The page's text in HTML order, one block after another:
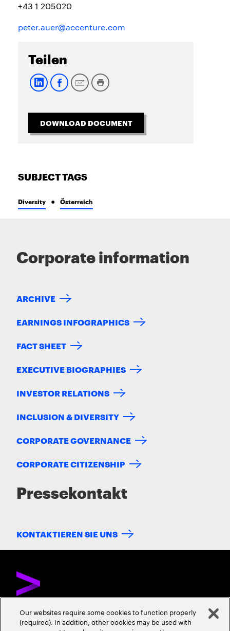
+43 1 205020
peter.auer@accenture.com
Teilen
DOWNLOAD DOCUMENT
SUBJECT TAGS
Diversity Österreich
Corporate information
ARCHIVE
EARNINGS INFOGRAPHICS
FACT SHEET
EXECUTIVE BIOGRAPHIES
INVESTOR RELATIONS
INCLUSION & DIVERSITY
CORPORATE GOVERNANCE
CORPORATE CITIZENSHIP
Pressekontakt
KONTAKTIEREN SIE UNS
ÜBER ACCENTUREKONTAKTIEREN SIE UNS KARRIERE
Our websites require some cookies to function properly
(required). In addition, other cookies may be used with